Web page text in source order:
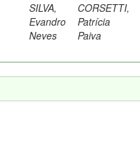
SILVA,
Evandro
Neves
CORSETTI,
Patrícia
Paiva